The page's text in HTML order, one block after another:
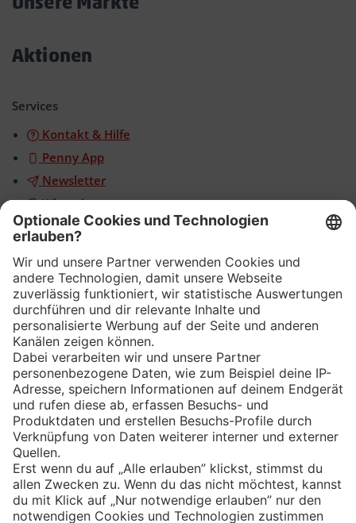
Aktionen
Services
Kontakt & Hilfe
Penny App
Newsletter
WhatsApp
App
Eishockey